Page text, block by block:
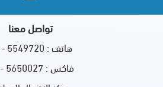
تواصل معنا
هاتف : 5549720 - 06
فاكس : 5650027 - 06